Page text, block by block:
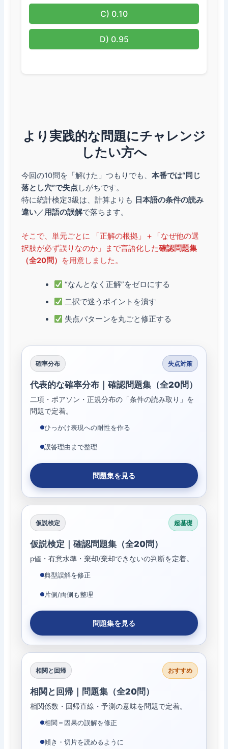
C) 0.10
D) 0.95
より実践的な問題にチャレンジ
したい方へ
今回の10問を「解けた」つもりでも、本番では“同じ
落とし穴”で失点 しがちです。
特に統計検定3級は、計算よりも 日本語の条件の読み
違い／用語の誤解で落ちます。
そこで、単元ごとに 「正解の根拠」＋「なぜ他の選
択肢が必ず誤りなのか」まで言語化した確認問題集
（全20問） を用意しました。
“なんとなく正解”をゼロにする
二択で迷うポイントを潰す
失点パターンを丸ごと修正する
確率分布 失点対策
代表的な確率分布｜確認問題集（全20問）
二項・ポアソン・正規分布の「条件の読み取り」を
問題で定着。
ひっかけ表現への耐性を作る
誤答理由まで整理
問題集を見る
仮説検定 超基礎
仮説検定｜確認問題集（全20問）
p値・有意水準・棄却/棄却できないの判断を定着。
典型誤解を修正
片側/両側も整理
問題集を見る
相関と回帰 おすすめ
相関と回帰｜問題集（全20問）
相関係数・回帰直線・予測の意味を問題で定着。
相関＝因果の誤解を修正
傾き・切片を読めるように